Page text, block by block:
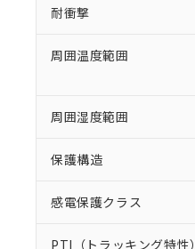
耐衝撃
周囲温度範囲
周囲湿度範囲
保護構造
感電保護クラス
PTI（トラッキング特性）